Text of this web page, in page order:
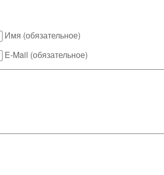
Имя (обязательное)
E-Mail (обязательное)